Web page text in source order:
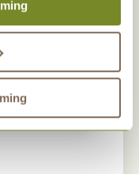
zodat we
Wil je meer weten
dan de andere